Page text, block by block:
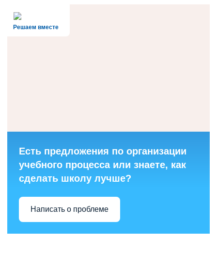
Решаем вместе
Есть предложения по организации
учебного процесса или знаете, как
сделать школу лучше?
Написать о проблеме